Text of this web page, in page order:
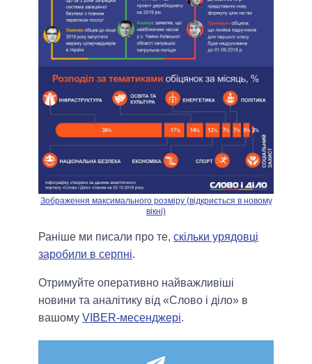
Зображення максимального розміру (відкриється в новому
вікні)
Раніше ми писали про те, скільки урядовці
заробили в серпні.
Отримуйте оперативно найважливіші
новини та аналітику від «Слово і діло» в
вашому VIBER-месенджері.